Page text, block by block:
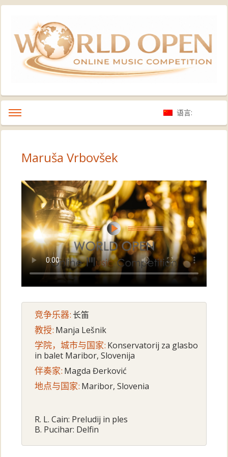
语言:
Maruša Vrbovšek
竞争乐器: 长笛
教授: Manja Lešnik
学院，城市与国家: Konservatorij za glasbo
in balet Maribor, Slovenija
伴奏家: Magda Đerković
地点与国家: Maribor, Slovenia
R. L. Cain: Preludij in ples
B. Pucihar: Delfin